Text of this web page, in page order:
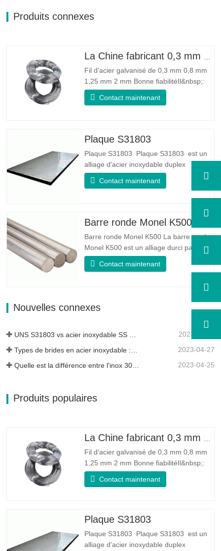
Produits connexes
Fil d'acier galvanisé de 0,3 mm 0,8 mm
1,25 mm 2 mm Bonne fiabilitéIl&nbsp;:
peut améliorer certains nœuds, bavures
et rouille sur le fil d'acier Bonne élasticité
adaptée à la fabrication de ressorts…
Contact maintenant
Plaque S31803
Plaque S31803 Plaque S31803 est un
alliage d'acier inoxydable duplex
standard de qualité duplex. Il a la
microstructure d'un rapport
austénite/ferrite égal. La feuille SA 240
stabilité mécanique fiable, de ductilité et
de bonnes propriétés de résistance à
la…
Contact maintenant
Barre ronde Monel K500
Barre ronde Monel K500 La barre ronde
Monel K500 est un alliage durci par âge,
dont la composition de base se compose
d'éléments comme le nickel et le cuivre.
de l'alliage 400 avec la résistance élevée,
la résistance à la fatigue et la résistance
à l'érosion…
Contact maintenant
Nouvelles connexes
2023-05-11
2023-04-27
Quelle est la différence entre l'inox 304L et 316L ? 2023-04-25
Produits populaires
La Chine fabricant 0,3 mm 0,8 mm 1,25 mm 2 mm de fil d'acier galvanisé
Fil d'acier galvanisé de 0,3 mm 0,8 mm
1,25 mm 2 mm Bonne fiabilitéIl&nbsp;:
peut améliorer certains nœuds, bavures
et rouille sur le fil d'acier Bonne élasticité
adaptée à la fabrication de ressorts
Contact maintenant
Plaque S31803
Plaque S31803 Plaque S31803 est un
alliage d'acier inoxydable duplex